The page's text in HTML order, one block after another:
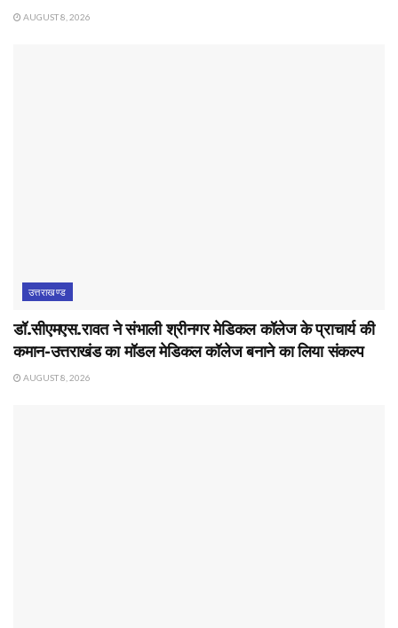
AUGUST 8, 2026
उत्तराखण्ड
डॉ.सीएमएस.रावत ने संभाली श्रीनगर मेडिकल कॉलेज के प्राचार्य की
कमान-उत्तराखंड का मॉडल मेडिकल कॉलेज बनाने का लिया संकल्प
AUGUST 8, 2026